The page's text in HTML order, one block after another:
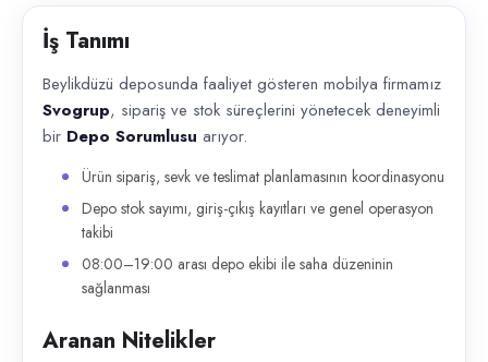
İlan açıklaması
Beylikdüzü deposunda faaliyet gösteren mobilya firmamız Svogrup ,
İş Tanımı
Beylikdüzü deposunda faaliyet gösteren mobilya firmamız
Svogrup, sipariş ve stok süreçlerini yönetecek deneyimli
bir Depo Sorumlusu arıyor.
Ürün sipariş, sevk ve teslimat planlamasının koordinasyonu
Depo stok sayımı, giriş-çıkış kayıtları ve genel operasyon
takibi
08:00–19:00 arası depo ekibi ile saha düzeninin
sağlanması
Aranan Nitelikler